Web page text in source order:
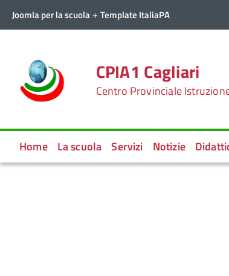
Joomla per la scuola + Template ItaliaPA
CPIA1 Cagliari
Centro Provinciale
Home La scuola Servizi Notizie